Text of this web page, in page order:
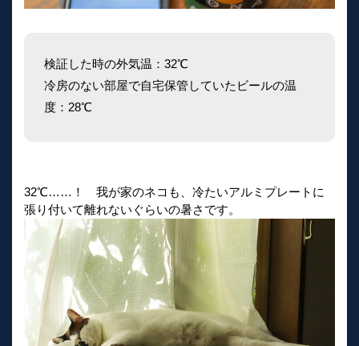
検証した時の外気温：32℃
冷房のない部屋で自宅保管していたビールの温
度：28℃
32℃……！ 我が家のネコも、冷たいアルミプレートに
張り付いて離れないぐらいの暑さです。